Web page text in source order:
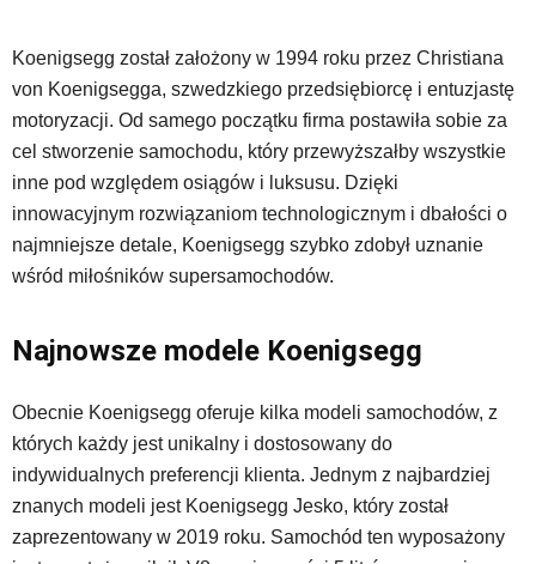
Koenigsegg został założony w 1994 roku przez Christiana
von Koenigsegga, szwedzkiego przedsiębiorcę i entuzjastę
motoryzacji. Od samego początku firma postawiła sobie za
cel stworzenie samochodu, który przewyższałby wszystkie
inne pod względem osiągów i luksusu. Dzięki
innowacyjnym rozwiązaniom technologicznym i dbałości o
najmniejsze detale, Koenigsegg szybko zdobył uznanie
wśród miłośników supersamochodów.
Najnowsze modele Koenigsegg
Obecnie Koenigsegg oferuje kilka modeli samochodów, z
których każdy jest unikalny i dostosowany do
indywidualnych preferencji klienta. Jednym z najbardziej
znanych modeli jest Koenigsegg Jesko, który został
zaprezentowany w 2019 roku. Samochód ten wyposażony